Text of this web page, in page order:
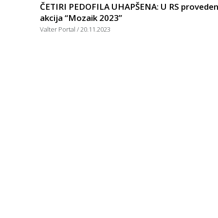
ČETIRI PEDOFILA UHAPŠENA: U RS
akcija “Mozaik 2023”
Valter Portal 20.11.2023